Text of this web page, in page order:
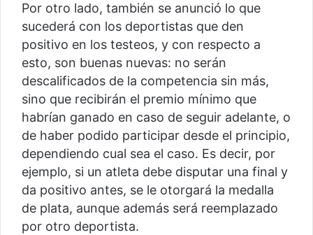
Por otro lado, también se anunció lo que
sucederá con los deportistas que den
positivo en los testeos, y con respecto a
esto, son buenas nuevas: no serán
descalificados de la competencia sin más,
sino que recibirán el premio mínimo que
habrían ganado en caso de seguir adelante, o
de haber podido participar desde el principio,
dependiendo cual sea el caso. Es decir, por
ejemplo, si un atleta debe disputar una final y
da positivo antes, se le otorgará la medalla
de plata, aunque además será reemplazado
por otro deportista.